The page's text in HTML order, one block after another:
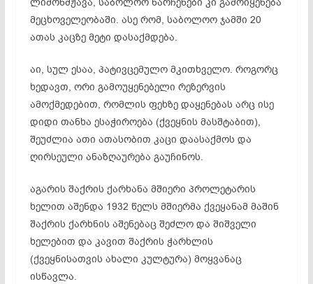
მეცხოველეობაში. ასე რომ, საბოლოო ჯამში 20
ათას კაცზე მეტი დასაქმდება.
აი, სულ ესაა, პატივცემულო მკითხველო. როგორც
ხედავთ, ორი გამოუყენებელი რეზერვის
ამოქმედებით, რომლის ფეხზე დაყენებას არც ისე
დიდი თანხა ესაჭიროება (ქვეყნის მასშტაბით),
შეუძლია ათი ათასობით კაცი დაასაქმოს და
ღირსეული ანაზღაურება გაუჩინოს.
აგარის შაქრის ქარხანა მშიერი პროლეტარის
ხელით აშენდა 1932 წელს მშიერმა ქვეყანამ მაშინ
შაქრის ქარხნის აშენებაც შეძლო და შიშველი
ხელებით და კავით შაქრის ჭარხლის
(ქვეყნისათვის ახალი კულტურა) მოყვანაც
ისწავლა.